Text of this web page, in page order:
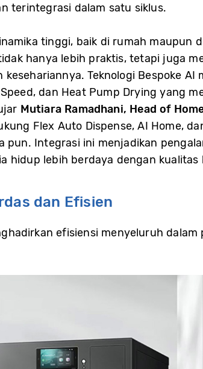
terintegrasi dalam satu siklus.
tinggi, baik di rumah maupun
hanya lebih praktis, tetapi juga
Teknologi Bespoke AI
dan Heat Pump Drying yang
Mutiara Ramadhani, Head of
Flex Auto Dispense, AI Home,
Integrasi ini menjadikan
hidup lebih berdaya dengan kualitas
dan Efisien
efisiensi menyeluruh dalam